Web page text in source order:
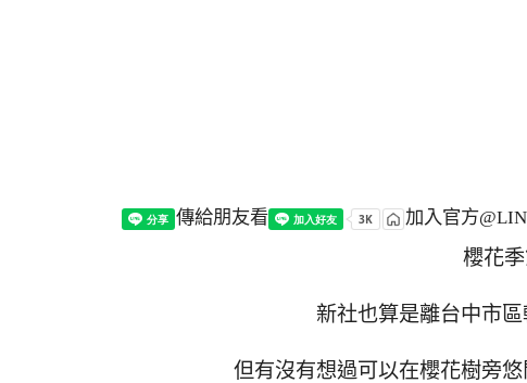
傳給朋友看 加入官方
櫻花
新社也算是離台中市
但有沒有想過可以在櫻花樹旁